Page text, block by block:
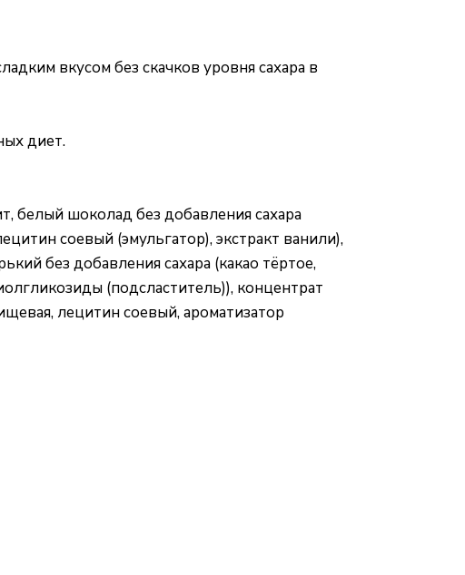
вкусом без скачков уровня сахара в
диет.
белый шоколад без добавления сахара
соевый (эмульгатор), экстракт ванили),
без добавления сахара (какао тёртое,
(подсластитель)), концентрат
лецитин соевый, ароматизатор